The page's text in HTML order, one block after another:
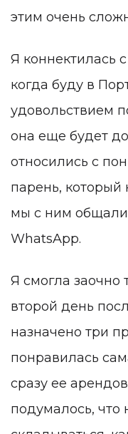
этим очень
Я коннектилась
когда буду в
удовольствием
она еще будет
относились с
парень, который
мы с ним
WhatsApp.
Я смогла заочно
второй день
назначено три
понравилась
сразу ее
подумалось, что